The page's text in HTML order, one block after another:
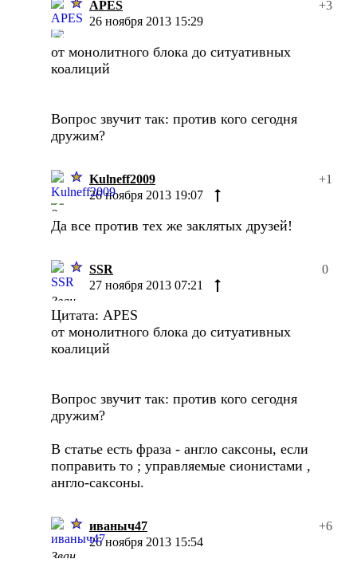
APES
+3
26 ноября 2013 15:29
от монолитного блока до ситуативных
коалиций
Вопрос звучит так: против кого сегодня
дружим?
Kulneff2009
+1
26 ноября 2013 19:07
Да все против тех же заклятых друзей!
SSR
0
27 ноября 2013 07:21
Цитата: APES
от монолитного блока до ситуативных
коалиций
Вопрос звучит так: против кого сегодня
дружим?
В статье есть фраза - англо саксоны, если
поправить то ; управляемые сионистами ,
англо-саксоны.
иваныч47
+6
26 ноября 2013 15:54